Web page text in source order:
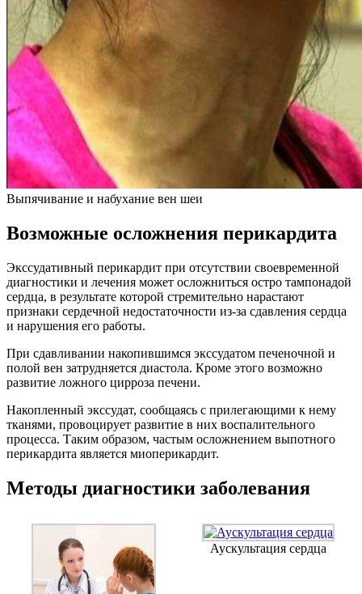
Выпячивание и набухание вен шеи
Возможные осложнения перикардита
Экссудативный перикардит при отсутствии своевременной
диагностики и лечения может осложниться остро тампонадой
сердца, в результате которой стремительно нарастают
признаки сердечной недостаточности из-за сдавления сердца
и нарушения его работы.
При сдавливании накопившимся экссудатом печеночной и
полой вен затрудняется диастола. Кроме этого возможно
развитие ложного цирроза печени.
Накопленный экссудат, сообщаясь с прилегающими к нему
тканями, провоцирует развитие в них воспалительного
процесса. Таким образом, частым осложнением выпотного
перикардита является миоперикардит.
Методы диагностики заболевания
Аускультация сердца